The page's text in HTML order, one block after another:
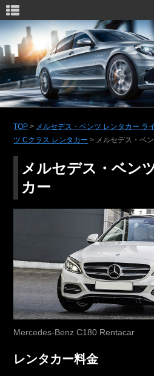
メルセデス・ベンツ レンタカー
TOP > メルセデス・ベンツ レンタカー ラ
ツ Cクラス レンタカー > メルセデス・ベ
メルセデス・ベン
カー
Mercedes-Benz C180 Rentacar
レンタカー料金